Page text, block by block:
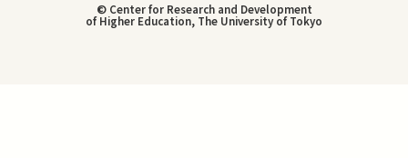
© Center for Research and Development
of Higher Education, The University of Tokyo